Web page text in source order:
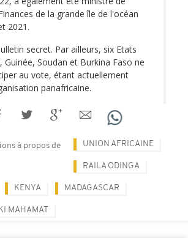
de la grande île de l'océan
2021.
secret. Par ailleurs, six Etats
Guinée, Soudan et Burkina Faso ne
au vote, étant actuellement
panafricaine.
à propos de UNION AFRICAINE
RAILA ODINGA
KENYA MADAGASCAR
MAHAMAT